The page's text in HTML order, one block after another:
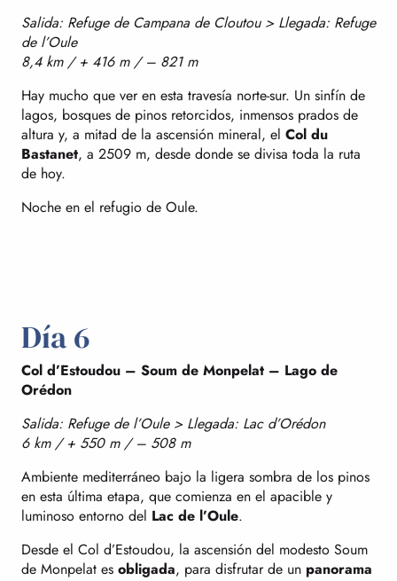
Salida: Refuge de Campana de Cloutou > Llegada: Refuge
de l’Oule
8,4 km / + 416 m / – 821 m
Hay mucho que ver en esta travesía norte-sur. Un sinfín de
lagos, bosques de pinos retorcidos, inmensos prados de
altura y, a mitad de la ascensión mineral, el Col du
Bastanet, a 2509 m, desde donde se divisa toda la ruta
de hoy.
Noche en el refugio de Oule.
Día 6
Col d’Estoudou – Soum de Monpelat – Lago de
Orédon
Salida: Refuge de l’Oule > Llegada: Lac d’Orédon
6 km / + 550 m / – 508 m
Ambiente mediterráneo bajo la ligera sombra de los pinos
en esta última etapa, que comienza en el apacible y
luminoso entorno del Lac de l’Oule.
Desde el Col d’Estoudou, la ascensión del modesto Soum
de Monpelat es obligada, para disfrutar de un panorama